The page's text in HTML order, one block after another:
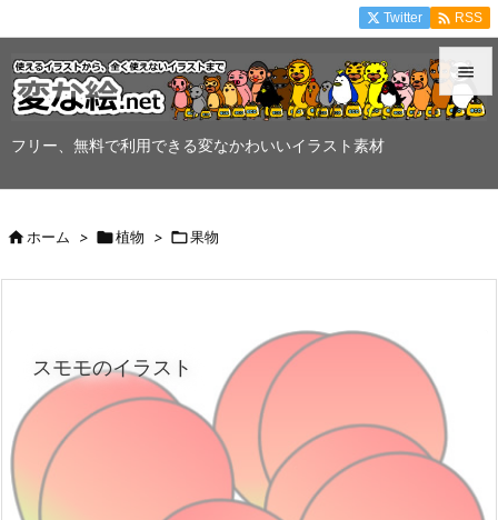
フリー、無料で利用できる変なかわいいイラスト素材


Twitter  RSS
ホーム > 植物 > 果物
スモモのイラスト